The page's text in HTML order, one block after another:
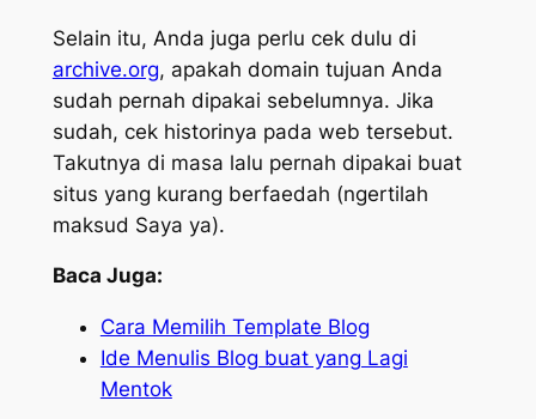
Selain itu, Anda juga perlu cek dulu di
archive.org, apakah domain tujuan Anda
sudah pernah dipakai sebelumnya. Jika
sudah, cek historinya pada web tersebut.
Takutnya di masa lalu pernah dipakai buat
situs yang kurang berfaedah (ngertilah
maksud Saya ya).
Baca Juga:
Cara Memilih Template Blog
Ide Menulis Blog buat yang Lagi
Mentok